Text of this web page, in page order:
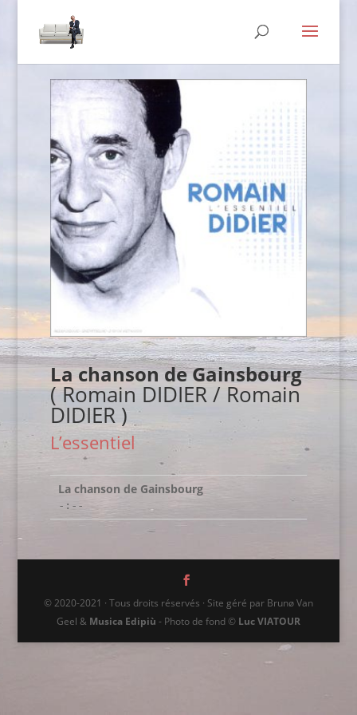
La chanson de Gainsbourg
( Romain DIDIER / Romain
DIDIER )
L’essentiel
La chanson de Gainsbourg
-:--
© 2020-2021 · Tous droits réservés · Site géré par Brunø Van
Geel & Musica Edipiù - Photo de fond © Luc VIATOUR